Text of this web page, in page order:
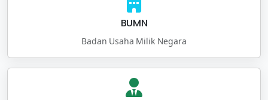
BUMN
Badan Usaha Milik Negara